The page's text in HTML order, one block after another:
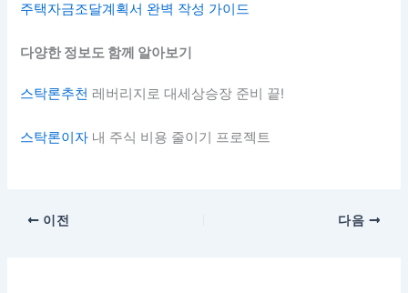
주택자금조달계획서 완벽 작성 가이드
다양한 정보도 함께 알아보기
스탁론추천 레버리지로 대세상승장 준비 끝!
스탁론이자 내 주식 비용 줄이기 프로젝트
이전 다음